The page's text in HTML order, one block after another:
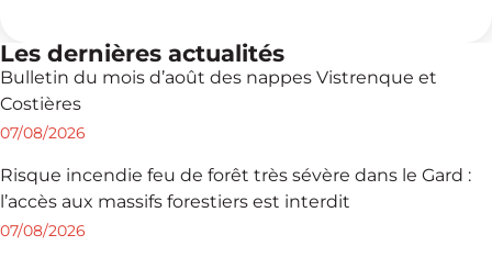
Les dernières actualités
Bulletin du mois d’août des nappes Vistrenque et
Costières
07/08/2026
Risque incendie feu de forêt très sévère dans le Gard :
l’accès aux massifs forestiers est interdit
07/08/2026